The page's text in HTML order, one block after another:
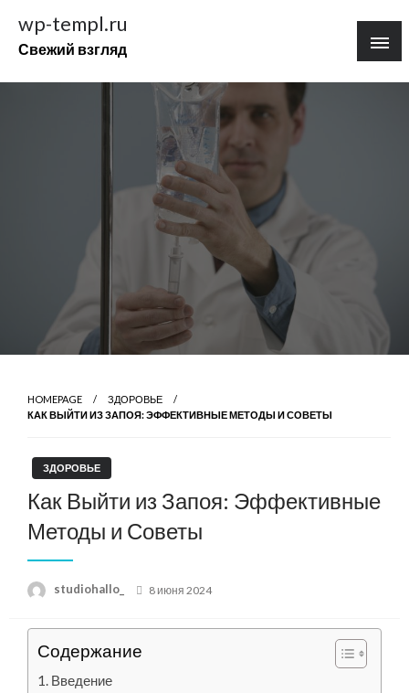
содержимому
wp-templ.ru
Свежий взгляд
HOMEPAGE
ЗДОРОВЬЕ
КАК ВЫЙТИ ИЗ ЗАПОЯ: ЭФФЕКТИВНЫЕ МЕТОДЫ И СОВЕТЫ
ЗДОРОВЬЕ
Как Выйти из Запоя: Эффективные
Методы и Советы
studiohallo_
Posted
8 июня 2024
Содержание
Введение